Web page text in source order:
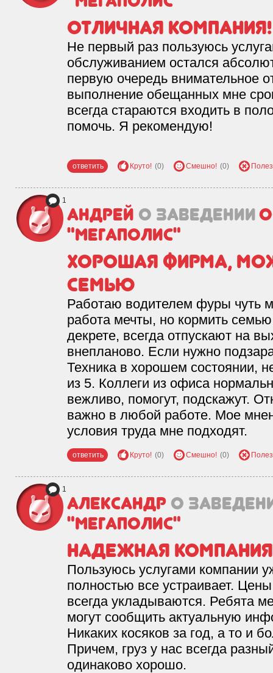
Отличная компания!
Не первый раз пользуюсь
обслуживанием остался
первую очередь внимательное
выполнение обещанных мне
всегда стараются входить в
помочь. Я рекомендую!
ответить Круто! (0) Смешно! (0)
1
Андрей о заведении
"Мегаполис"
Хорошая фирма,
семью
Работаю водителем фуры чуть
работа мечты, но кормить
декрете, всегда отпускают на
внепланово. Если нужно
Техника в хорошем состоянии,
из 5. Коллеги из офиса
вежливо, помогут, подскажут.
важно в любой работе. Мое
условия труда мне подходят.
ответить Круто! (0) Смешно! (0)
1
Александр о
"Мегаполис"
Надежная компания
Пользуюсь услугами компании
полностью все устраивает.
всегда укладываются. Ребята
могут сообщить актуальную
Никаких косяков за год, а то и
Причем, груз у нас всегда
одинаково хорошо.